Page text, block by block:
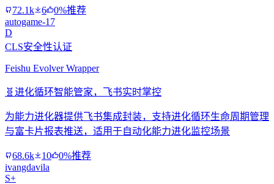
72.1k 6
0%推荐
autogame-17
D
CLS安全性认证
Feishu Evolver Wrapper
🧬 进化循环智能管家，飞书实时掌控
为能力进化器提供飞书集成封装，支持进化循环生命周期管理
与富卡片报表推送，适用于自动化能力进化监控场景
68.6k 10
0%推荐
ivangdavila
S+